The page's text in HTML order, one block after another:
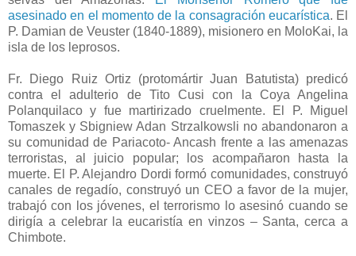
asesinado en el momento de la consagración eucarística. El
P. Damian de Veuster (1840-1889), misionero en MoloKai, la
isla de los leprosos.
Fr. Diego Ruiz Ortiz (protomártir Juan Batutista) predicó
contra el adulterio de Tito Cusi con la Coya Angelina
Polanquilaco y fue martirizado cruelmente. El P. Miguel
Tomaszek y Sbigniew Adan Strzalkowsli no abandonaron a
su comunidad de Pariacoto- Ancash frente a las amenazas
terroristas, al juicio popular; los acompañaron hasta la
muerte. El P. Alejandro Dordi formó comunidades, construyó
canales de regadío, construyó un CEO a favor de la mujer,
trabajó con los jóvenes, el terrorismo lo asesinó cuando se
dirigía a celebrar la eucaristía en vinzos – Santa, cerca a
Chimbote.